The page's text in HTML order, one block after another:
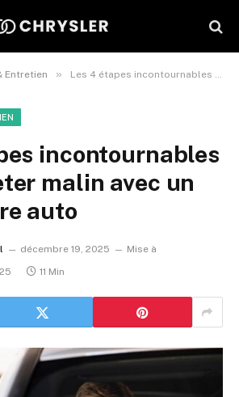
Entretien » Les 4 étapes incontournables pour acheter malin avec un mandataire auto
incontournables
malin avec un
auto
décembre 19, 2025
Mise à
11 Min